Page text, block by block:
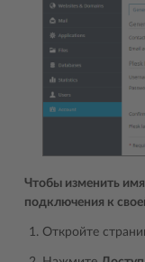
Чтобы изменить
подключения к
Откройте